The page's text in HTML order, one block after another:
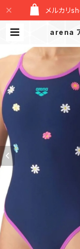
メルカリ
arena
水着 水
ス ガ
Store/